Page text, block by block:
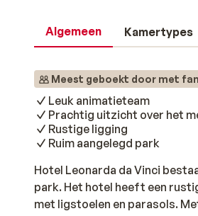
Algemeen Kamertypes
Meest geboekt door met
Leuk animatieteam
Prachtig uitzicht over het
Rustige ligging
Ruim aangelegd park
Hotel Leonarda da Vinci
park. Het hotel heeft een
met ligstoelen en parasols.